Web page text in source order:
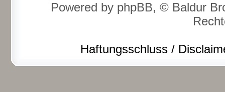
Powered by phpBB, © Baldur
Haftungsschluss /